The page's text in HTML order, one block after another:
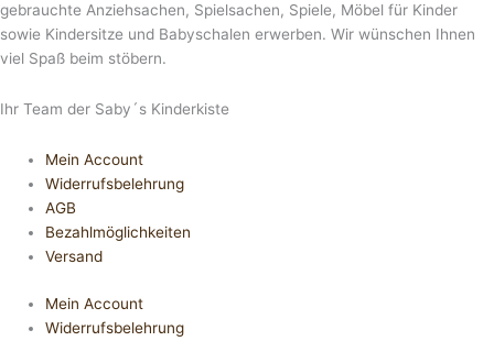
gebrauchte Anziehsachen, Spiel­sachen, Spiele, Möbel für Kinder
sowie Kindersitze und Babyschalen erwerben. Wir wünschen Ihnen
viel Spaß beim stöbern.
Ihr Team der Saby´s Kinderkiste
Mein Account
Widerrufsbelehrung
AGB
Bezahlmöglichkeiten
Versand
Mein Account
Widerrufsbelehrung